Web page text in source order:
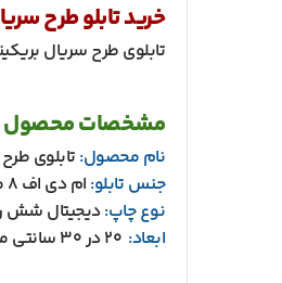
خرید تابلو طرح
تابلوی طرح سریال بریکینگ بد کد 102 ، هدیه مناسب
مشخصات محصول
نام محصول: تابلوی طرح
جنس تابلو: ام دی اف 8 میلی متری
نوع چاپ:دیجیتال شش
ابعاد: